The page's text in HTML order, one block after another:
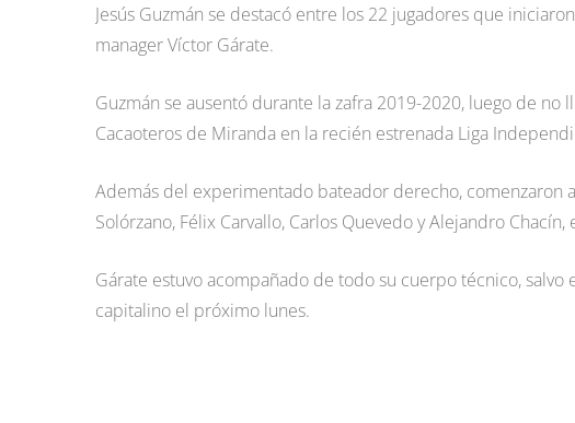
Jesús Guzmán se destacó entre los 22 jugadores que
manager Víctor Gárate.
Guzmán se ausentó durante la zafra 2019-2020, luego de
Cacaoteros de Miranda en la recién estrenada Liga
Además del experimentado bateador derecho, comenzaron
Solórzano, Félix Carvallo, Carlos Quevedo y Alejandro Chacín,
Gárate estuvo acompañado de todo su cuerpo técnico, salvo
capitalino el próximo lunes.